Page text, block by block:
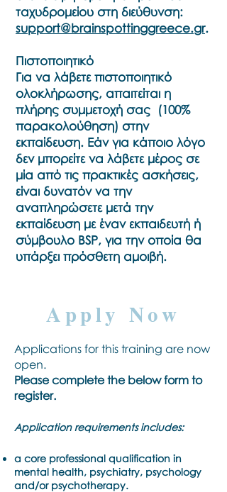
ταχυδρομείου στη διεύθυνση:
support@brainspottinggreece.gr.
Πιστοποιητικό
Για να λάβετε πιστοποιητικό
ολοκλήρωσης, απαιτείται η
πλήρης συμμετοχή σας (100%
παρακολούθηση) στην
εκπαίδευση. Εάν για κάποιο λόγο
δεν μπορείτε να λάβετε μέρος σε
μία από τις πρακτικές ασκήσεις,
είναι δυνατόν να την
αναπληρώσετε μετά την
εκπαίδευση με έναν εκπαιδευτή ή
σύμβουλο BSP, για την οποία θα
υπάρξει πρόσθετη αμοιβή.
Apply Now
Applications for this training are now
open.
Please complete the below form to
register.
Application requirements includes:
a core professional qualification in
mental health, psychiatry, psychology
and/or psychotherapy.